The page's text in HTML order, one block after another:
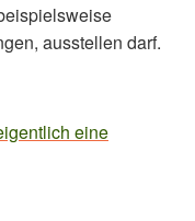
ausstellen darf.
eine